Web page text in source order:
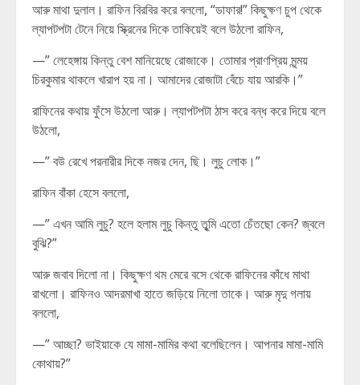
আরু মাথা দুলাল। রাফিন বিরবির করে বললো, “ডাফার!” কিছুক্ষণ চুপ থেকে
ল্যাপটপটা টেনে নিয়ে স্ক্রিনের দিকে তাকিয়েই বলে উঠলো রাফিন,
—” লেহেঙ্গায় কিন্তু বেশ মানিয়েছে রোজাকে। তোমার প্রাণপ্রিয় মৃন্ময়
চিরকুমার থাকলে খারাপ হয় না। আমাদের রোজাটা বেঁচে যায় আরকি।”
রাফিনের কথায় ফুঁসে উঠলো আরু। ল্যাপটপটা ঠাস করে বন্ধ করে দিয়ে বলে
উঠলো,
—” বউ রেখে পরনারীর দিকে নজর দেন, ছি। লুচু লোক।”
রাফিন বাঁকা হেসে বললো,
—” এখন আমি লুচু? হলে হলাম লুচু কিন্তু তুৃমি এতো চেঁতছো কেন? জ্বলে
বুঝি?”
আরু জবাব দিলো না। কিছুক্ষণ থম মেরে বসে থেকে রাফিনের কাঁধে মাথা
রাখলো। রাফিনও আদরমাখা হাতে জড়িয়ে নিলো তাকে। আরু মৃদু গলায়
বললো,
—” আচ্ছা? ভাইয়াকে যে মামা-মামির কথা বলেছিলেন। আপনার মামা-মামি
কোথায়?”